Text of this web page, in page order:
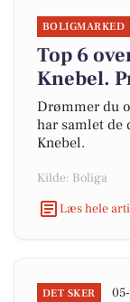
BOLIGMARKED
Top 6
Knebel.
Drømmer du
har samlet de
Knebel.
Kilde: Boliga
Læs hele
DET SKER